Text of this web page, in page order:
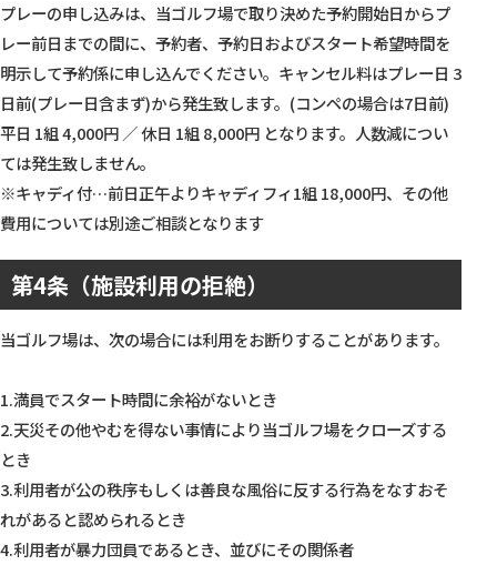
プレーの申し込みは、当ゴルフ場で取り決めた予約開始日からプ
レー前日までの間に、予約者、予約日およびスタート希望時間を
明示して予約係に申し込んでください。キャンセル料はプレー日 3
日前(プレー日含まず)から発生致します。(コンペの場合は7日前)
平日 1組 4,000円 ／ 休日 1組 8,000円 となります。人数減につい
ては発生致しません。
※キャディ付…前日正午よりキャディフィ1組 18,000円、その他
費用については別途ご相談となります
第4条（施設利用の拒絶）
当ゴルフ場は、次の場合には利用をお断りすることがあります。
1.満員でスタート時間に余裕がないとき
2.天災その他やむを得ない事情により当ゴルフ場をクローズする
とき
3.利用者が公の秩序もしくは善良な風俗に反する行為をなすおそ
れがあると認められるとき
4.利用者が暴力団員であるとき、並びにその関係者